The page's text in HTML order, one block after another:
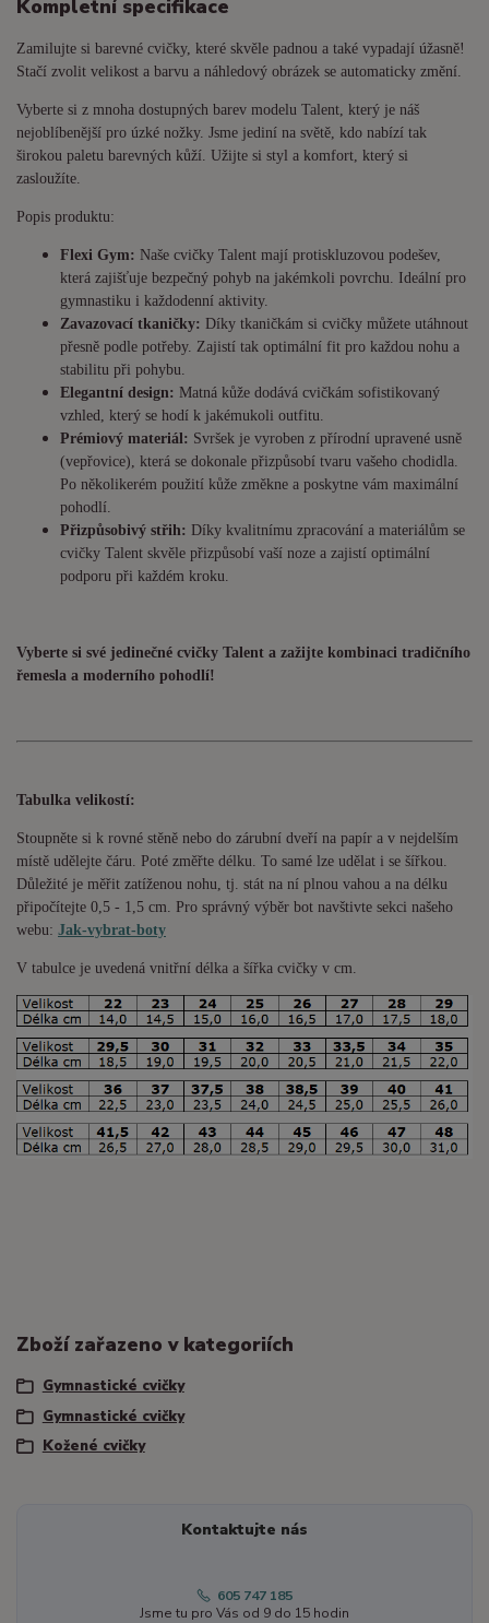
Kompletní specifikace
Zamilujte si barevné cvičky, které skvěle padnou a také vypadají úžasně!
Stačí zvolit velikost a barvu a náhledový obrázek se automaticky změní.
Vyberte si z mnoha dostupných barev modelu Talent, který je náš
nejoblíbenější pro úzké nožky. Jsme jediní na světě, kdo nabízí tak
širokou paletu barevných kůží. Užijte si styl a komfort, který si
zasloužíte.
Popis produktu:
Flexi Gym: Naše cvičky Talent mají protiskluzovou podešev,
která zajišťuje bezpečný pohyb na jakémkoli povrchu. Ideální pro
gymnastiku i každodenní aktivity.
Zavazovací tkaničky: Díky tkaničkám si cvičky můžete utáhnout
přesně podle potřeby. Zajistí tak optimální fit pro každou nohu a
stabilitu při pohybu.
Elegantní design: Matná kůže dodává cvičkám sofistikovaný
vzhled, který se hodí k jakémukoli outfitu.
Prémiový materiál: Svršek je vyroben z přírodní upravené usně
(vepřovice), která se dokonale přizpůsobí tvaru vašeho chodidla.
Po několikerém použití kůže změkne a poskytne vám maximální
pohodlí.
Přizpůsobivý střih: Díky kvalitnímu zpracování a materiálům se
cvičky Talent skvěle přizpůsobí vaší noze a zajistí optimální
podporu při každém kroku.
Vyberte si své jedinečné cvičky Talent a zažijte kombinaci tradičního
řemesla a moderního pohodlí!
Tabulka velikostí:
Stoupněte si k rovné stěně nebo do zárubní dveří na papír a v nejdelším
místě udělejte čáru. Poté změřte délku. To samé lze udělat i se šířkou.
Důležité je měřit zatíženou nohu, tj. stát na ní plnou vahou a na délku
připočítejte 0,5 - 1,5 cm. Pro správný výběr bot navštivte sekci našeho
webu: Jak-vybrat-boty
V tabulce je uvedená vnitřní délka a šířka cvičky v cm.
Zboží zařazeno v kategoriích
Gymnastické cvičky
Gymnastické cvičky
Kožené cvičky
Kontaktujte nás
605 747 185
Jsme tu pro Vás od 9 do 15 hodin